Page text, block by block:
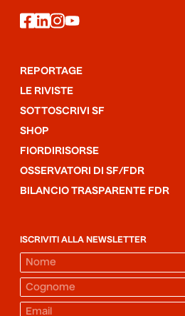
facebook
linkedin
instagram
youtube
REPORTAGE
LE RIVISTE
SOTTOSCRIVI SF
SHOP
FIORDIRISORSE
OSSERVATORI DI SF/FDR
BILANCIO TRASPARENTE FDR
ISCRIVITI ALLA NEWSLETTER